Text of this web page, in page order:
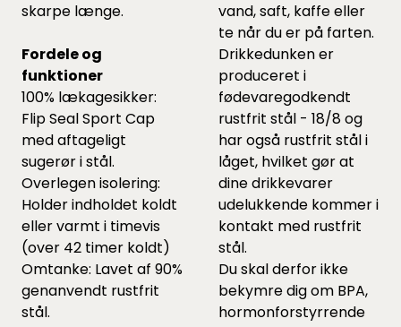
skarpe længe.
Fordele og
funktioner
100% lækagesikker:
Flip Seal Sport Cap
med aftageligt
sugerør i stål.
Overlegen isolering:
Holder indholdet koldt
eller varmt i timevis
(over 42 timer koldt)
Omtanke: Lavet af 90%
genanvendt rustfrit
stål.
vand, saft, kaffe eller
te når du er på farten.
Drikkedunken er
produceret i
fødevaregodkendt
rustfrit stål - 18/8 og
har også rustfrit stål i
låget, hvilket gør at
dine drikkevarer
udelukkende kommer i
kontakt med rustfrit
stål.
Du skal derfor ikke
bekymre dig om BPA,
hormonforstyrrende